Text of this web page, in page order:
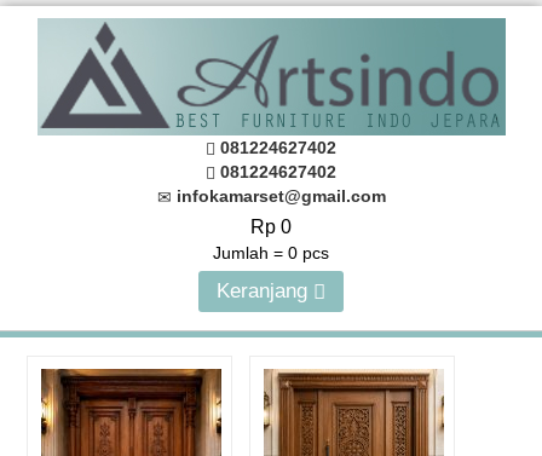
081224627402
081224627402
infokamarset@gmail.com
Rp 0
Jumlah = 0 pcs
Keranjang